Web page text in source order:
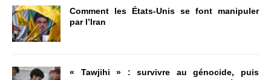
Comment les États-Unis se font manipuler
par l’Iran
« Tawjihi » : survivre au génocide, puis